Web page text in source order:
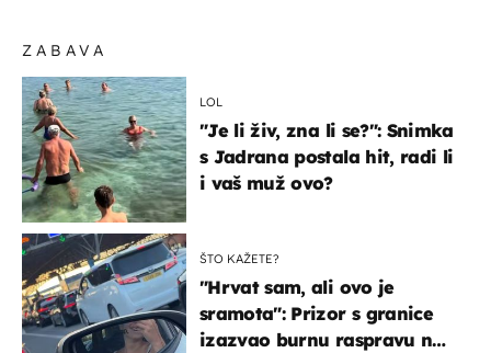
ZABAVA
LOL
"Je li živ, zna li se?": Snimka
s Jadrana postala hit, radi li
i vaš muž ovo?
ŠTO KAŽETE?
"Hrvat sam, ali ovo je
sramota": Prizor s granice
izazvao burnu raspravu na